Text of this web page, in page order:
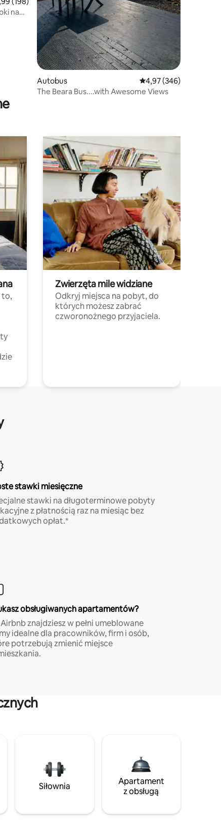
na
Autobus Średnia ocena: 4,97
4,97 (346)
The Beara Bus....with Awesome Views
to,
Zwierzęta mile widziane
Odkryj miejsca na pobyt, do
których możesz zabrać
czworonożnego przyjaciela.
stawki miesięczne
stawki na długoterminowe pobyty
z płatnością raz na miesiąc bez
opłat.*
obsługiwanych apartamentów?
Airbnb znajdziesz w pełni umeblowane
idealne dla pracowników, firm i osób,
potrzebują zmienić miejsce
Siłownia
Apartament
z obsługą